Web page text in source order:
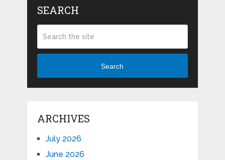
SEARCH
Search
ARCHIVES
July 2026
June 2026